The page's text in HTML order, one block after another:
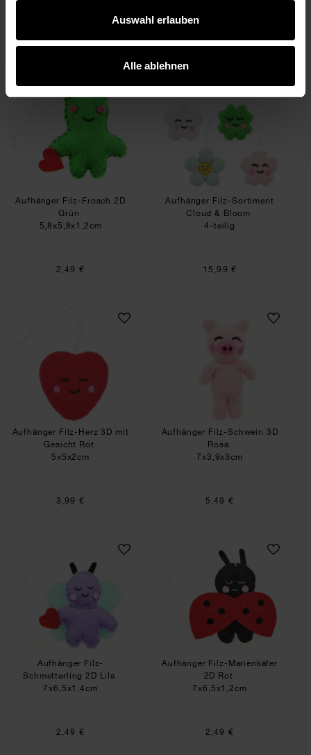
Auswahl erlauben
Alle ablehnen
5,49 € 3,99 €
Aufhänger Filz-Frosch 2D
Grün
5,8x5,8x1,2cm
2,49 €
Aufhänger Filz-Sortiment
Cloud & Bloom
4-teilig
15,99 €
Aufhänger Filz-Herz 3D mit Gesicht Rot
Aufhänger Filz-Herz 3D mit
Gesicht Rot
5x5x2cm
3,99 €
Aufhänger Filz-
Aufhänger Filz-Schwein 3D
Rosa
7x3,9x3cm
5,49 €
Aufhänger Filz-Schmetterling 2D Lila
Aufhänger Filz-
Schmetterling 2D Lila
7x6,5x1,4cm
2,49 €
Aufhänger Filz-
Aufhänger Filz-Marienkäfer
2D Rot
7x6,5x1,2cm
2,49 €